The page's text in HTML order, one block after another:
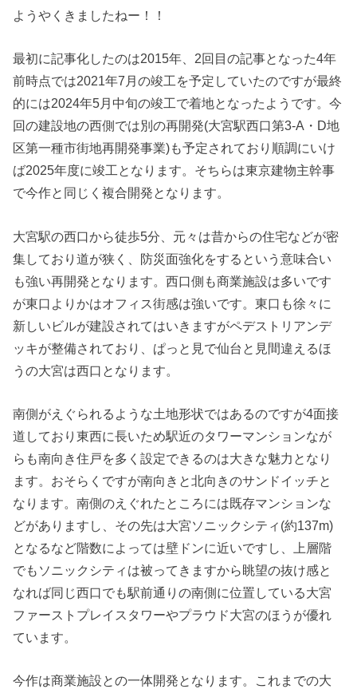
ようやくきましたねー！！
最初に記事化したのは2015年、2回目の記事となった4年
前時点では2021年7月の竣工を予定していたのですが最終
的には2024年5月中旬の竣工で着地となったようです。今
回の建設地の西側では別の再開発(大宮駅西口第3-A・D地
区第一種市街地再開発事業)も予定されており順調にいけ
ば2025年度に竣工となります。そちらは東京建物主幹事
で今作と同じく複合開発となります。
大宮駅の西口から徒歩5分、元々は昔からの住宅などが密
集しており道が狭く、防災面強化をするという意味合い
も強い再開発となります。西口側も商業施設は多いです
が東口よりかはオフィス街感は強いです。東口も徐々に
新しいビルが建設されてはいきますがペデストリアンデ
ッキが整備されており、ぱっと見で仙台と見間違えるほ
うの大宮は西口となります。
南側がえぐられるような土地形状ではあるのですが4面接
道しており東西に長いため駅近のタワーマンションなが
らも南向き住戸を多く設定できるのは大きな魅力となり
ます。おそらくですが南向きと北向きのサンドイッチと
なります。南側のえぐれたところには既存マンションな
どがありますし、その先は大宮ソニックシティ(約137m)
となるなど階数によっては壁ドンに近いですし、上層階
でもソニックシティは被ってきますから眺望の抜け感と
なれば同じ西口でも駅前通りの南側に位置している大宮
ファーストプレイスタワーやプラウド大宮のほうが優れ
ています。
今作は商業施設との一体開発となります。これまでの大